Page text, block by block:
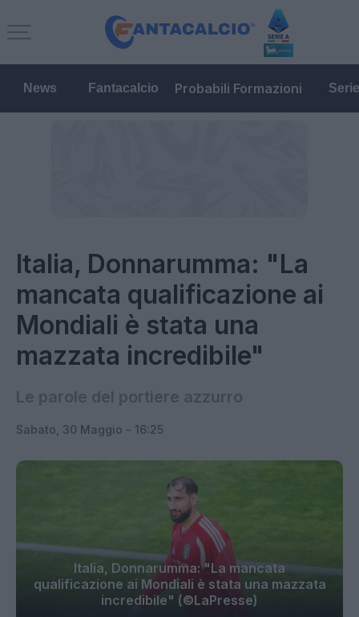
News Fantacalcio Probabili Formazioni
Italia, Donnarumma: "La
mancata qualificazione ai
Mondiali è stata una
mazzata incredibile"
Le parole del portiere azzurro
Sabato, 30 Maggio - 16:25
Italia, Donnarumma: "La mancata
qualificazione ai Mondiali è stata una mazzata
incredibile" (©LaPresse)